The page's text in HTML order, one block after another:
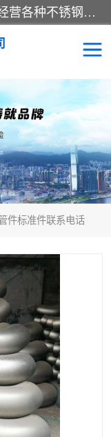
山东华钰金属材料有限公司是一家经营各种不锈钢管材、板材、圆钢、法兰、封头、型材等产品的公司；主营产品有：不锈钢管，激光切割，管件标准件，不锈钢圆钢，不锈钢人孔，不锈钢亮管，不锈钢角钢，不锈钢加工，不锈钢管子，不锈钢工业方管，不锈钢封头，不锈钢法兰，不锈钢阀门，不锈钢槽钢，不锈钢扁钢，不锈钢板等；可为客户制作各种规格的型材及不锈钢配件、非标准件及各种容器具等，能满足客户的不同采购要求。
件标准件联系电话
割
圆钢
亮管
加工
工业方管
兰
槽钢